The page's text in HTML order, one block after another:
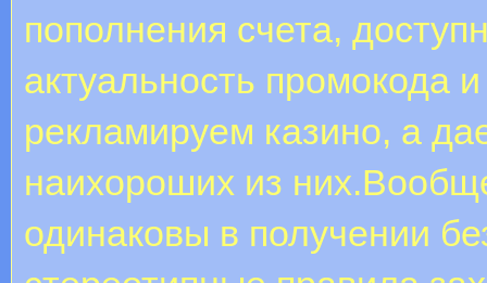
пополнения счета,
актуальность промокода
рекламируем казино, а
наихороших из
одинаковы в получении